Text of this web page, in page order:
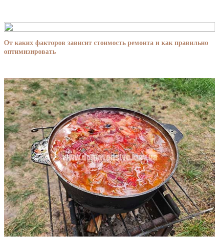
От каких факторов зависит стоимость ремонта и как правильно
оптимизировать